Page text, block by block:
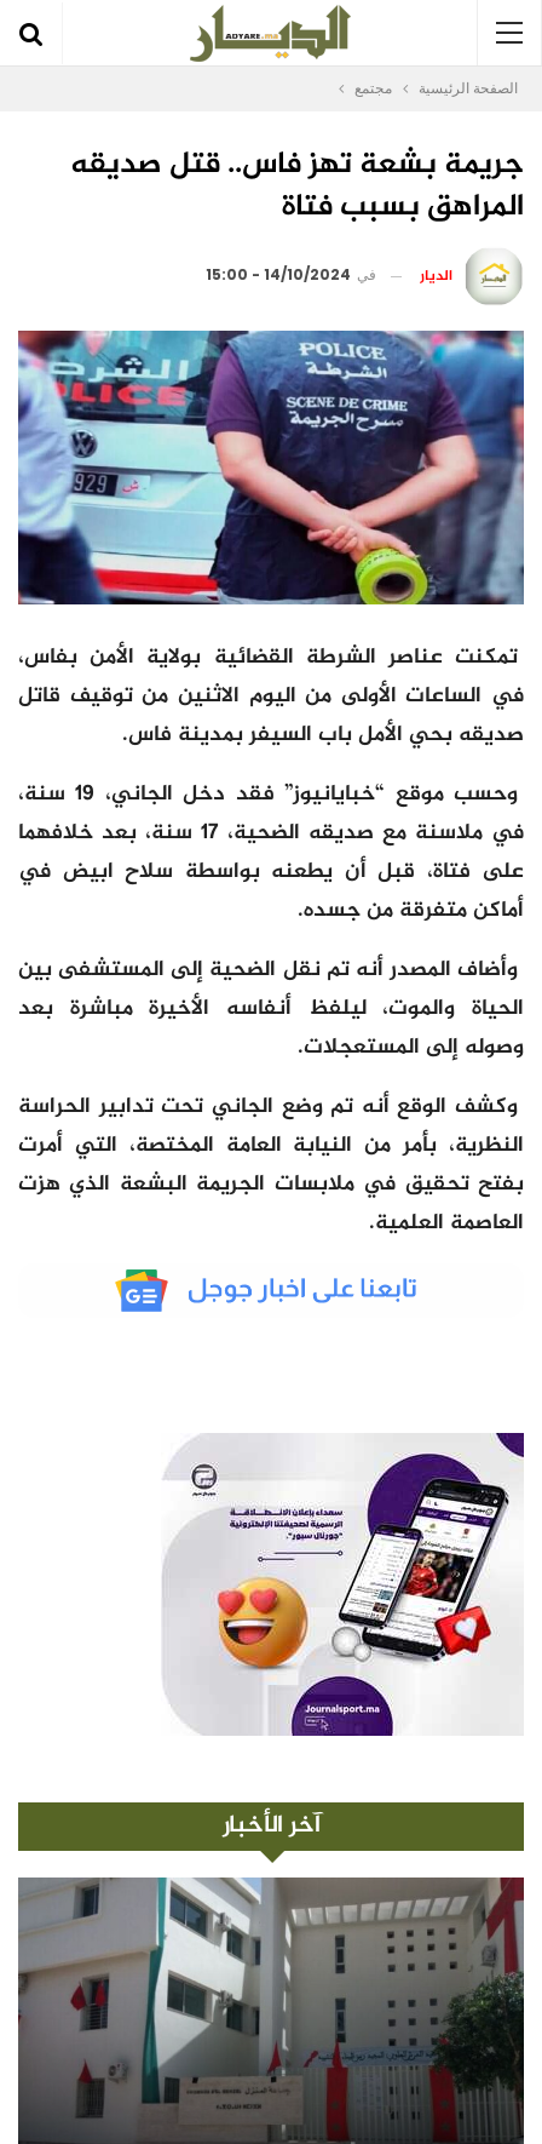
الصفحة الرئيسية مجتمع
جريمة بشعة تهز فاس.. قتل صديقه
المراهق بسبب فتاة
الديار في 14/10/2024 - 15:00
تمكنت عناصر الشرطة القضائية بولاية الأمن بفاس،
في الساعات الأولى من اليوم الاثنين من توقيف قاتل
صديقه بحي الأمل باب السيفر بمدينة فاس.
وحسب موقع “خبايانيوز” فقد دخل الجاني، 19 سنة،
في ملاسنة مع صديقه الضحية، 17 سنة، بعد خلافهما
على فتاة، قبل أن يطعنه بواسطة سلاح ابيض في
أماكن متفرقة من جسده.
وأضاف المصدر أنه تم نقل الضحية إلى المستشفى بين
الحياة والموت، ليلفظ أنفاسه الأخيرة مباشرة بعد
وصوله إلى المستعجلات.
وكشف الوقع أنه تم وضع الجاني تحت تدابير الحراسة
النظرية، بأمر من النيابة العامة المختصة، التي أمرت
بفتح تحقيق في ملابسات الجريمة البشعة الذي هزت
العاصمة العلمية.
آخر الأخبار